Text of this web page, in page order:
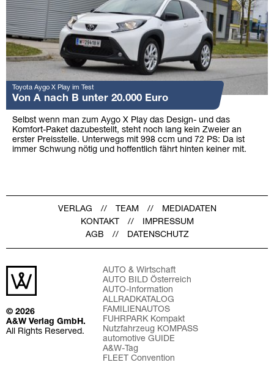
Toyota Aygo X Play im Test
Von A nach B unter 20.000 Euro
Selbst wenn man zum Aygo X Play das Design- und das
Komfort-Paket dazubestellt, steht noch lang kein Zweier an
erster Preisstelle. Unterwegs mit 998 ccm und 72 PS: Da ist
immer Schwung nötig und hoffentlich fährt hinten keiner mit.
VERLAG TEAM
MEDIADATEN
KONTAKT
IMPRESSUM
AGB
DATENSCHUTZ
© 2026
A&W Verlag GmbH.
All Rights Reserved.
AUTO & Wirtschaft
AUTO BILD Österreich
AUTO-Information
ALLRADKATALOG
FAMILIENAUTOS
FUHRPARK Kompakt
Nutzfahrzeug KOMPASS
automotive GUIDE
A&W-Tag
FLEET Convention